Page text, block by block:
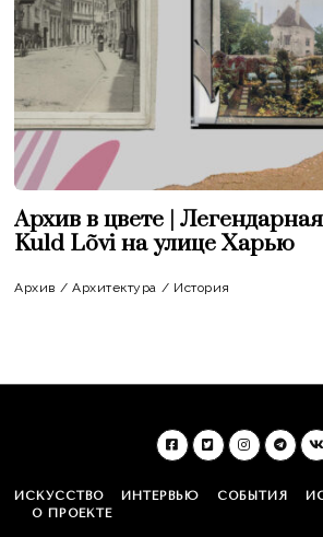
Архив в цвете |
Kuld Lõvi на улице Харью
Архив / Архитектура / История
ИСКУССТВО ИНТЕРВЬЮ СОБЫТИЯ
О ПРОЕКТЕ